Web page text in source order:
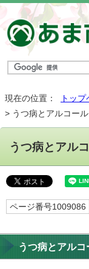
現在の位置： トッ
> うつ病とアルコール
うつ病とアル
ページ番号1009086
うつ病とアル